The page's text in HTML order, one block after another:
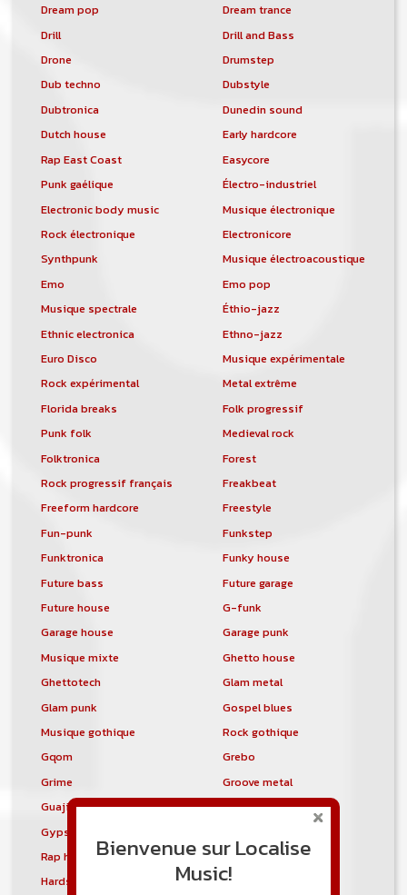
Dream pop
Dream trance
Drill
Drill and Bass
Drone
Drumstep
Dub techno
Dubstyle
Dubtronica
Dunedin sound
Dutch house
Early hardcore
Rap East Coast
Easycore
Punk gaélique
Électro-industriel
Electronic body music
Musique électronique
Rock électronique
Electronicore
Synthpunk
Musique électroacoustique
Emo
Emo pop
Musique spectrale
Éthio-jazz
Ethnic electronica
Ethno-jazz
Euro Disco
Musique expérimentale
Rock expérimental
Metal extrême
Florida breaks
Folk progressif
Punk folk
Medieval rock
Folktronica
Forest
Rock progressif français
Freakbeat
Freeform hardcore
Freestyle
Fun-punk
Funkstep
Funktronica
Funky house
Future bass
Future garage
Future house
G-funk
Garage house
Garage punk
Musique mixte
Ghetto house
Ghettotech
Glam metal
Glam punk
Gospel blues
Musique gothique
Rock gothique
Gqom
Grebo
Grime
Groove metal
Guajira
Guaracha
Gypsy punk
Rap hardcore
Industrial hardcore
Hardstep
Hardstyle
Bienvenue sur Localise
Music!